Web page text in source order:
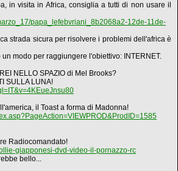
in visita in Africa, consiglia a tutti di non usare il
papa_lefebvriani_8b2068a2-12de-11de-
strada sicura per risolvere i problemi dell'africa è
un modo per raggiungere l'obiettivo: INTERNET.
NELLO SPAZIO di Mel Brooks?
SULLA LUNA!
il Toast a forma di Madonna!
Radiocomandato!
giapponesi-dvd-video-il-pornazzo-rc
bello...